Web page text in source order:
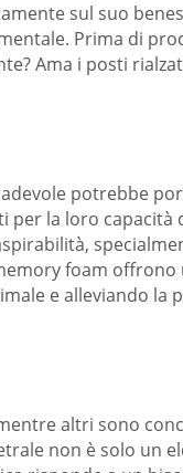
sul suo
Prima di
Ama i posti
potrebbe
per la loro capacità
foam
e alleviando la
altri sono
non è solo un